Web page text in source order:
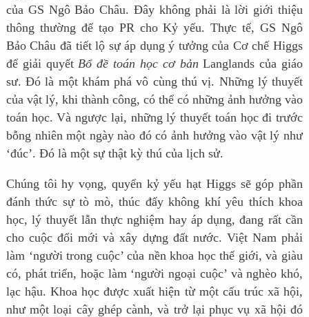
của GS Ngô Bảo Châu. Đây không phải là lời giới thiệu
thông thường để tạo PR cho Kỷ yếu. Thực tế, GS Ngô
Bảo Châu đã tiết lộ sự áp dụng ý tưởng của Cơ chế Higgs
để giải quyết Bổ đề toán học cơ bản Langlands của giáo
sư. Đó là một khám phá vô cùng thú vị. Những lý thuyết
của vật lý, khi thành công, có thể có những ảnh hưởng vào
toán học. Và ngược lại, những lý thuyết toán học đi trước
bỗng nhiên một ngày nào đó có ảnh hưởng vào vật lý như
‘đúc’. Đó là một sự thật kỳ thú của lịch sử.
Chúng tôi hy vọng, quyển kỷ yếu hạt Higgs sẽ góp phần
đánh thức sự tò mò, thúc đẩy không khí yêu thích khoa
học, lý thuyết lẫn thực nghiệm hay áp dụng, đang rất cần
cho cuộc đổi mới và xây dựng đất nước. Việt Nam phải
làm ‘người trong cuộc’ của nền khoa học thế giới, và giàu
có, phát triển, hoặc làm ‘người ngoại cuộc’ và nghèo khó,
lạc hậu. Khoa học được xuất hiện từ một cấu trúc xã hội,
như một loại cây ghép cành, và trở lại phục vụ xã hội đó